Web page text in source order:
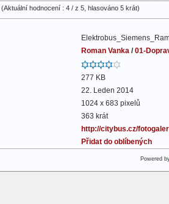
(Aktuální hodnocení : 4 / z 5, hlasováno 5 krát)
Roman Vanka /01-
277 KB
22. Leden 2014
1024 x 683 pixelů
363 krát
http://citybus.cz/
Přidat do oblíbených
Powered